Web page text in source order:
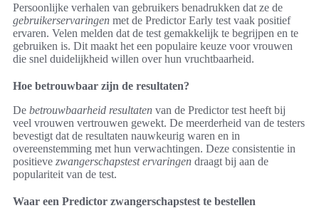
Persoonlijke verhalen van gebruikers benadrukken dat ze de
gebruikerservaringen met de Predictor Early test vaak positief
ervaren. Velen melden dat de test gemakkelijk te begrijpen en te
gebruiken is. Dit maakt het een populaire keuze voor vrouwen
die snel duidelijkheid willen over hun vruchtbaarheid.
Hoe betrouwbaar zijn de resultaten?
De betrouwbaarheid resultaten van de Predictor test heeft bij
veel vrouwen vertrouwen gewekt. De meerderheid van de testers
bevestigt dat de resultaten nauwkeurig waren en in
overeenstemming met hun verwachtingen. Deze consistentie in
positieve zwangerschapstest ervaringen draagt bij aan de
populariteit van de test.
Waar een Predictor zwangerschapstest te bestellen